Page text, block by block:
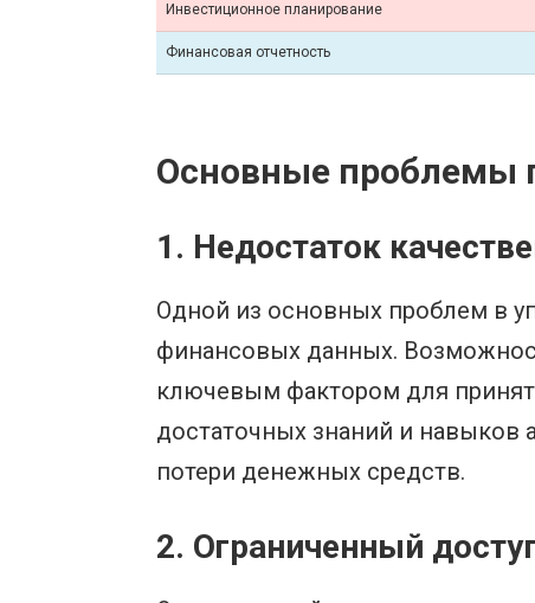
Инвестиционное планирование
Финансовая отчетность
Основные проблемы
1. Недостаток
Одной из основных проблем в
финансовых данных.
ключевым фактором для
достаточных знаний и
потери денежных средств.
2. Ограниченный